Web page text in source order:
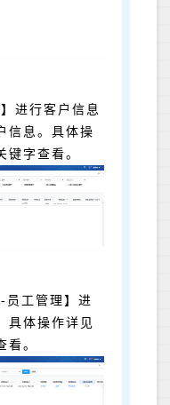
进行客户信息
信息。具体操
键字查看。
员工管理】进
具体操作详见
看。